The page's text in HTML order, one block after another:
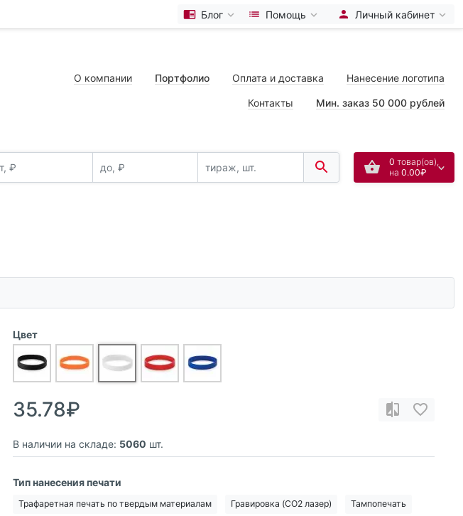
Блог Помощь Личный кабинет
О компании Портфолио Оплата и доставка Нанесение логотипа
Контакты Мин. заказ 50 000 рублей
0 товар(ов),
на 0.00₽
Цвет
35.78₽
В наличии на складе: 5060 шт.
Тип нанесения печати
Трафаретная печать по твердым материалам Гравировка (CO2 лазер) Тампопечать